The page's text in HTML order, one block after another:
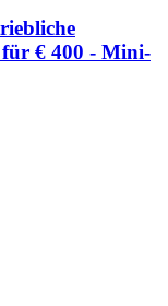
für € 400 - Mini-